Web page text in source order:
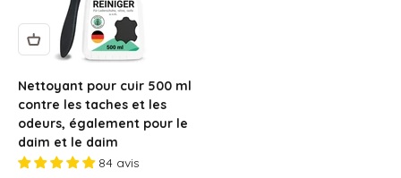
Nettoyant pour cuir 500 ml
contre les taches et les
odeurs, également pour le
daim et le daim
84 avis